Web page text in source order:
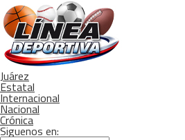
Juárez
Estatal
Internacional
Nacional
Crónica
Siguenos en: